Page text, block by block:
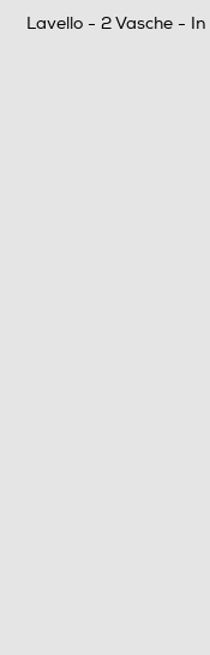
Dimensioni - Peso
Lavello - 2 Vasche -